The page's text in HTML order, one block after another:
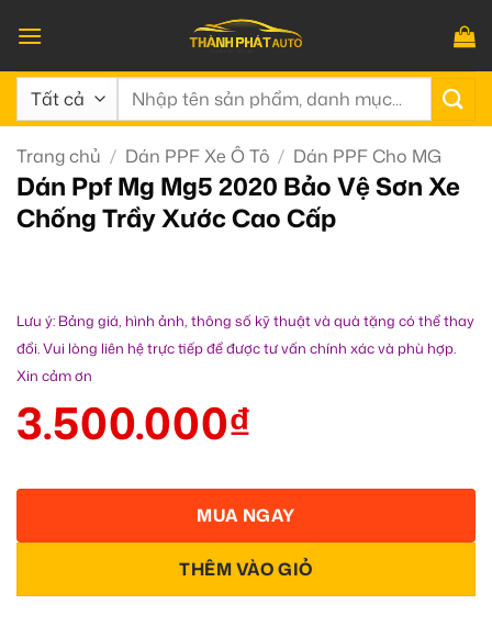
qua
nội
dung
Tìm
Trang chủ / Dán PPF Xe Ô Tô / Dán PPF Cho MG
Dán Ppf Mg Mg5 2020 Bảo Vệ Sơn Xe
Chống Trầy Xước Cao Cấp
Lưu ý: Bảng giá, hình ảnh, thông số kỹ thuật và quà tặng có thể thay
đổi. Vui lòng liên hệ trực tiếp để được tư vấn chính xác và phù hợp.
Xin cảm ơn
3.500.000₫
THÊM VÀO GIỎ
MUA NGAY